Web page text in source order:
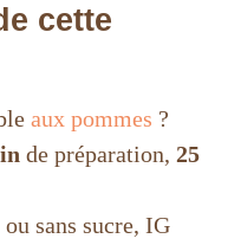
cette
aux pommes ?
de préparation, 25
sans sucre, IG